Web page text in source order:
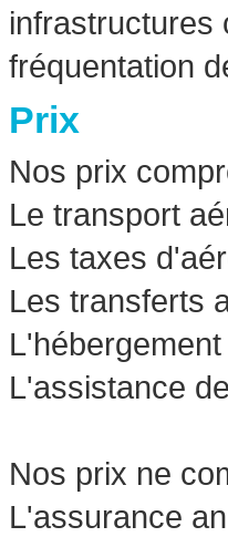
infrastructures
fréquentation
Prix
Nos prix
Le transport
Les taxes
Les transferts
L'assistance
Nos prix ne
L'assurance